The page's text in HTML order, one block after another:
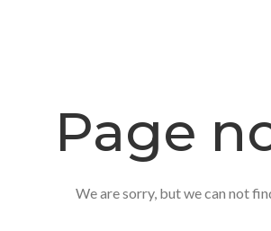
Page
We are sorry, but we can not